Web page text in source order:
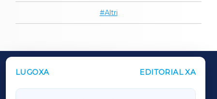
Altri
LUGOXA EDITORIAL XA
OUTROS PERIÓDICOS